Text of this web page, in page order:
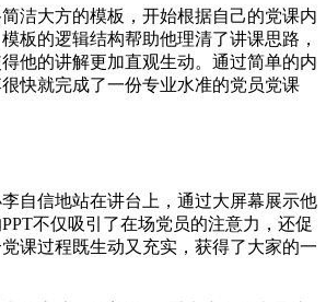
洁大方的模板，开始根据自己的党课内
板的逻辑结构帮助他理清了讲课思路，
他的讲解更加直观生动。通过简单的内
快就完成了一份专业水准的党员党课
自信地站在讲台上，通过大屏幕展示他
不仅吸引了在场党员的注意力，还促
课过程既生动又充实，获得了大家的一